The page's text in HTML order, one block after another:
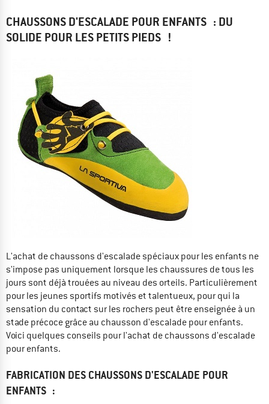
CHAUSSONS D'ESCALADE POUR ENFANTS : DU
SOLIDE POUR LES PETITS PIEDS !
L'achat de chaussons d'escalade spéciaux pour les enfants ne
s'impose pas uniquement lorsque les chaussures de tous les
jours sont déjà trouées au niveau des orteils. Particulièrement
pour les jeunes sportifs motivés et talentueux, pour qui la
sensation du contact sur les rochers peut être enseignée à un
stade précoce grâce au chausson d'escalade pour enfants.
Voici quelques conseils pour l'achat de chaussons d'escalade
pour enfants.
FABRICATION DES CHAUSSONS D'ESCALADE POUR
ENFANTS :